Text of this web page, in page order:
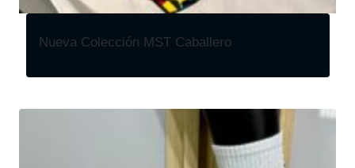
Nueva Colección MST Caballero